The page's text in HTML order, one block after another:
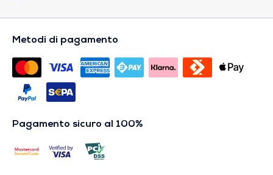
Metodi di pagamento
Pagamento sicuro al 100%